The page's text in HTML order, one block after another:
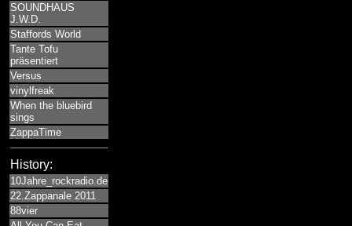
SOUNDHAUS
J.W.D.
Staffords World
Tante Tofu
präsentiert
Versus
vinylfreak
When the bluebird
sings
ZappaTime
History:
10Jahre_rockradio.de
22.Zappanale 2011
88vier